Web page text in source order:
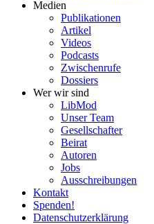
Medien
Publi­ka­tionen
Artikel
Videos
Podcasts
Zwischenrufe
Dossiers
Wer wir sind
LibMod
Unser Team
Gesell­schafter
Beirat
Autoren
Jobs
Ausschrei­bungen
Kontakt
Spenden!
Daten­schutz­er­klärung